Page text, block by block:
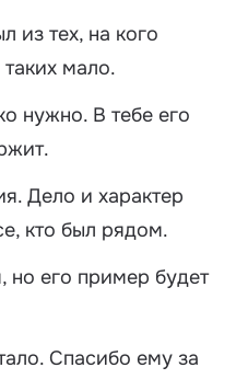
из тех, на кого
мало.
нужно. В тебе его
Дело и характер
кто был рядом.
но его пример будет
Спасибо ему за